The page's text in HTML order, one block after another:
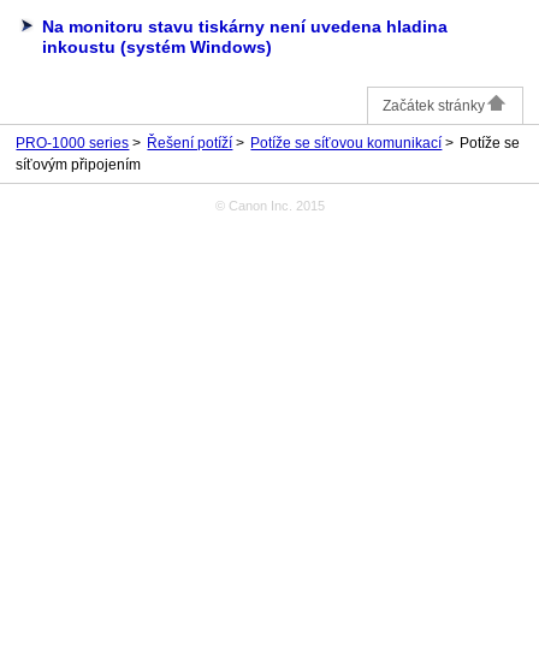
Na monitoru stavu tiskárny není uvedena hladina
inkoustu (systém Windows)
Začátek stránky
PRO-1000 series Řešení potíží Potíže se síťovou komunikací
Potíže se
síťovým připojením
© Canon Inc. 2015